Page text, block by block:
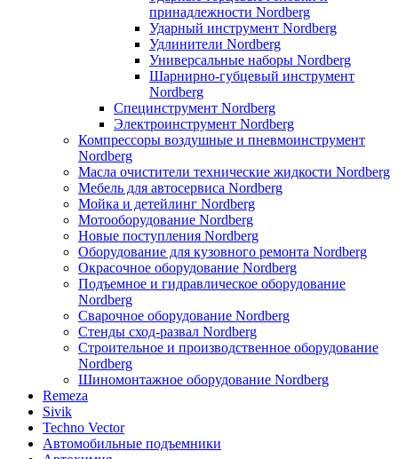
принадлежности Nordberg
Ударный инструмент Nordberg
Удлинители Nordberg
Универсальные наборы Nordberg
Шарнирно-губцевый инструмент
Nordberg
Специнструмент Nordberg
Электроинструмент Nordberg
Компрессоры воздушные и пневмоинструмент
Nordberg
Масла очистители технические жидкости Nordberg
Мебель для автосервиса Nordberg
Мойка и детейлинг Nordberg
Мотооборудование Nordberg
Новые поступления Nordberg
Оборудование для кузовного ремонта Nordberg
Окрасочное оборудование Nordberg
Подъемное и гидравлическое оборудование
Nordberg
Сварочное оборудование Nordberg
Стенды сход-развал Nordberg
Строительное и производственное оборудование
Nordberg
Шиномонтажное оборудование Nordberg
Remeza
Sivik
Techno Vector
Автомобильные подъемники